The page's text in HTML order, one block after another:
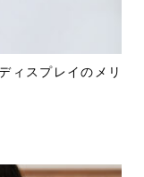
ィスプレイのメリ